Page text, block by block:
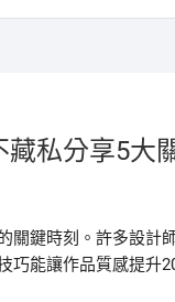
私分享5大
關鍵時刻。許多設
能讓作品質感提升